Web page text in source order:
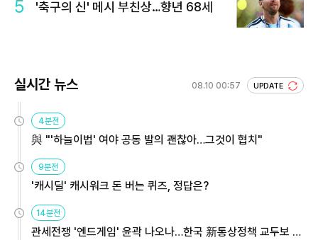
5 '축구의 신' 메시 부친상…향년 68세
실시간 뉴스 08.10 00:57 UPDATE
4분전
與 "'하늘이법' 여야 공동 발의 괜찮아…그것이 협치"
9분전
'캐시딜' 캐시워크 돈 버는 퀴즈, 정답은?
14분전
관세전쟁 '엔드게임' 윤곽 나오나…한국 新통상정책 교두보 활